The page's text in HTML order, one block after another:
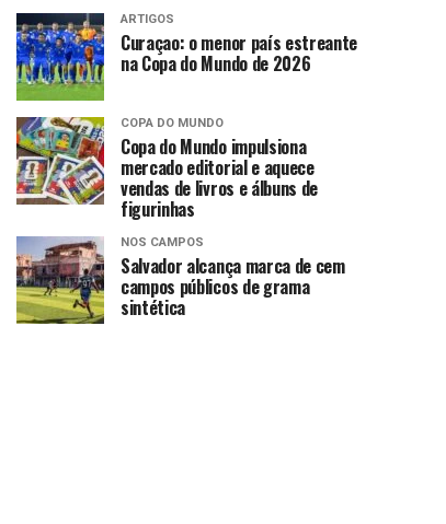
ARTIGOS
Curaçao: o menor país estreante
na Copa do Mundo de 2026
COPA DO MUNDO
Copa do Mundo impulsiona
mercado editorial e aquece
vendas de livros e álbuns de
figurinhas
NOS CAMPOS
Salvador alcança marca de cem
campos públicos de grama
sintética